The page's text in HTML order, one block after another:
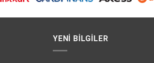
YENI BILGILER